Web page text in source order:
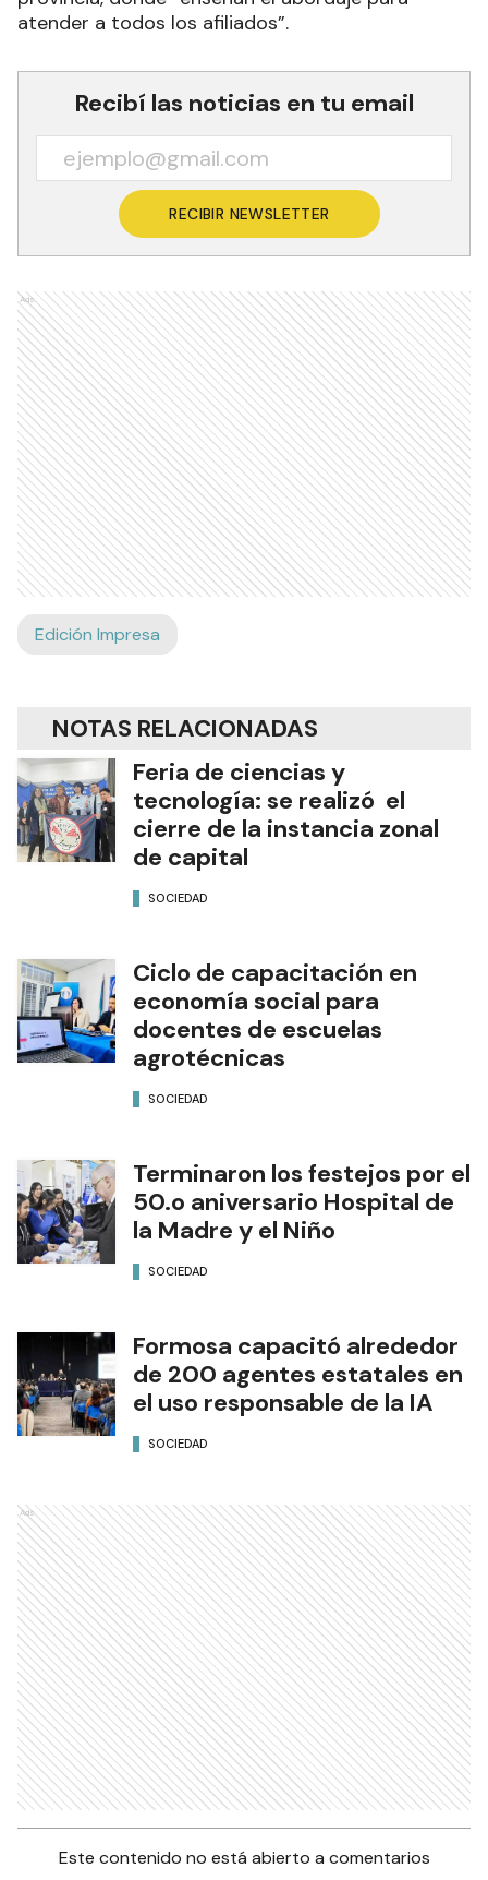
atender a todos los afiliados”.
Recibí las noticias en tu email
RECIBIR NEWSLETTER
Ads
Edición Impresa
NOTAS RELACIONADAS
Feria de ciencias y
tecnología: se realizó el
cierre de la instancia zonal
de capital
SOCIEDAD
Ciclo de capacitación en
economía social para
docentes de escuelas
agrotécnicas
SOCIEDAD
Terminaron los festejos por el
50.o aniversario Hospital de
la Madre y el Niño
SOCIEDAD
Formosa capacitó alrededor
de 200 agentes estatales en
el uso responsable de la IA
SOCIEDAD
Ads
Este contenido no está abierto a comentarios